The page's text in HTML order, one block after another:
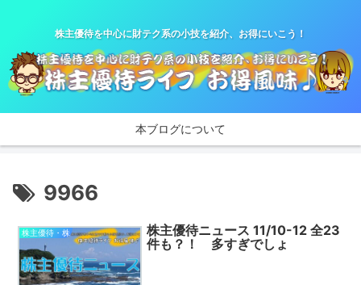
株主優待を中心に財テク系の小技を紹介、お得にいこう！
本ブログについて
9966
株主優待・株
株主優待ニュース 11/10-12 全23
件も？！ 多すぎでしょ